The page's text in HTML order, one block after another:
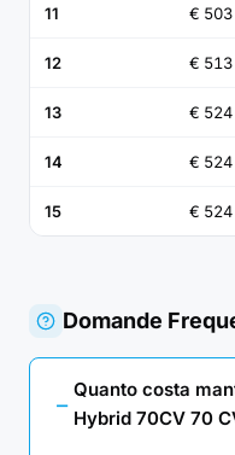
11 € 503
12 € 513
13 € 524
14 € 524
15 € 524
Domande
Quanto costa
Hybrid 70CV 70